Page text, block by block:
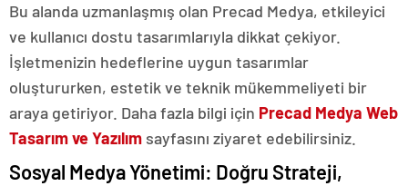
Bu alanda uzmanlaşmış olan Precad Medya, etkileyici
ve kullanıcı dostu tasarımlarıyla dikkat çekiyor.
İşletmenizin hedeflerine uygun tasarımlar
oluştururken, estetik ve teknik mükemmeliyeti bir
araya getiriyor. Daha fazla bilgi için Precad Medya Web
Tasarım ve Yazılım sayfasını ziyaret edebilirsiniz.
Sosyal Medya Yönetimi: Doğru Strateji,